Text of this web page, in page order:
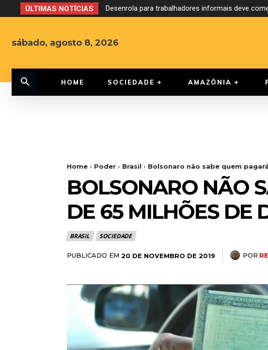
ÚLTIMAS NOTÍCIAS Desenrola para trabalhadores informais deve
Debate ao Governo do Amazonas reúne cinco
sábado, agosto 8, 2026
HOME SOCIEDADE AMAZÔNIA
Home Poder Brasil Bolsonaro não sabe quem
BOLSONARO NÃO
DE 65 MILHÕES DE
BRASIL SOCIEDADE
PUBLICADO EM 20 DE NOVEMBRO DE 2019 POR